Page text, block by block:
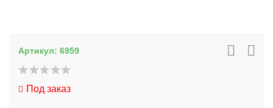
Артикул: 6959
Под заказ